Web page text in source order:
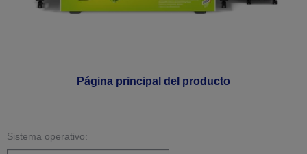
Página principal del producto
Sistema operativo: